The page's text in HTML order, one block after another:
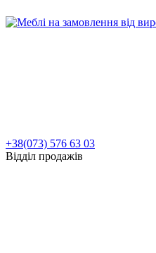
+38(073) 576 63 03
Відділ продажів